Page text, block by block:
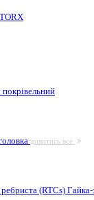
дивитись все
(RTCs) Гайка-